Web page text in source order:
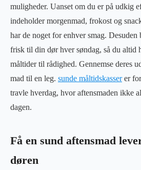
muligheder. Uanset om du er på udkig
indeholder morgenmad, frokost og
har de noget for enhver smag. Desuden
frisk til din dør hver søndag, så du altid
måltider til rådighed. Gennemse deres
mad til en leg. sunde måltidskasserer
travle hverdag, hvor aftensmaden ikke
dagen.
Få en sund aftensmad
døren